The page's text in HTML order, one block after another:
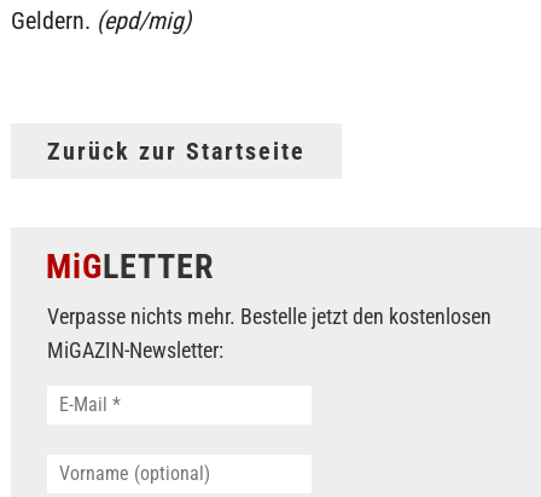
Geldern. (epd/mig)
Zurück zur Startseite
MiGLETTER
Verpasse nichts mehr. Bestelle jetzt den kostenlosen
MiGAZIN-Newsletter: